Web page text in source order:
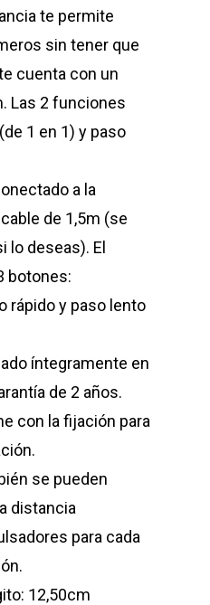
te permite
sin tener que
cuenta con un
Las 2 funciones
1 en 1) y paso
a la
de 1,5m (se
lo deseas). El
botones:
rápido y paso lento
íntegramente en
de 2 años.
con la fijación para
se pueden
distancia
para cada
12,50cm
NOSOTROS
SOLUCIONES
CONTROL DE
SEGURIDAD VIAL
CONTACTO